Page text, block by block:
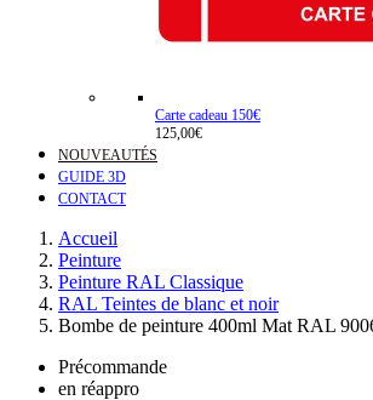
Carte cadeau 150€
125,00€
NOUVEAUTÉS
GUIDE 3D
CONTACT
Accueil
Peinture
Peinture RAL Classique
RAL Teintes de blanc et noir
Bombe de peinture 400ml Mat RAL
Précommande
en réappro